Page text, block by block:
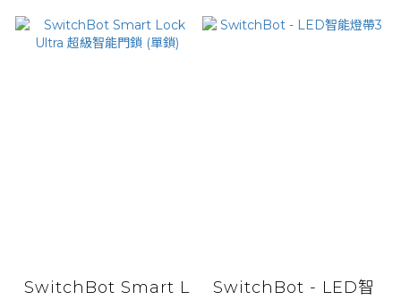
SwitchBot Smart L
SwitchBot - LED智